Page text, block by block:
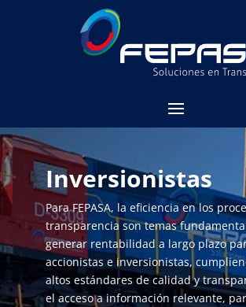
Inversionistas
Para FEPASA, la eficiencia en los
transparencia son temas
generar rentabilidad a largo plazo
accionistas e inversionistas,
altos estándares de calidad y
el acceso a información relevante,